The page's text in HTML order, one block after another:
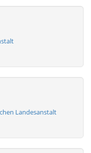
Landesanstalt